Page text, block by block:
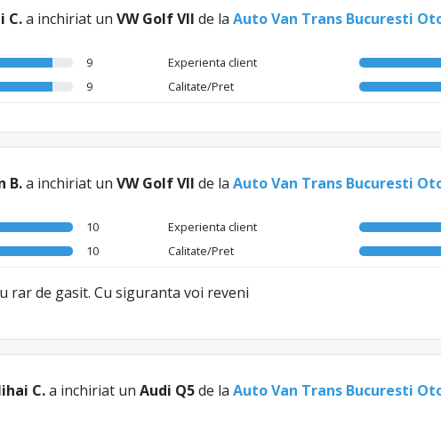
C.a inchiriat un VW Golf VII de la Auto Van Trans Bucuresti
9 Experienta client
9 Calitate/Pret
B.a inchiriat un VW Golf VII de la Auto Van Trans Bucuresti
10 Experienta client
10 Calitate/Pret
rar de gasit. Cu siguranta voi reveni
C.a inchiriat un Audi Q5de la Auto Van Trans Bucuresti